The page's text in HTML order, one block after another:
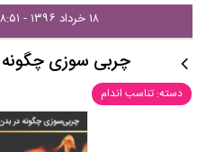
۱۸ خرداد ۱۳۹۶ - ۱۸:۵۱
چربی سوزی چگونه
دسته: تناسب اندام